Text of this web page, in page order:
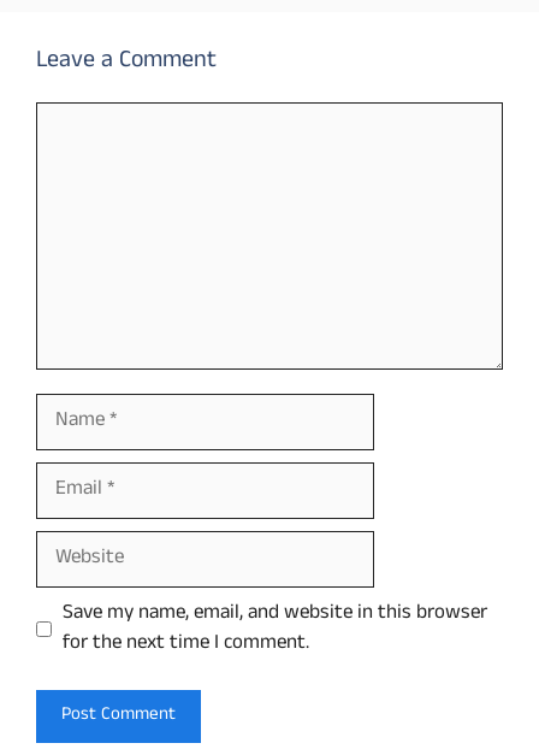
Leave a Comment
Comment
Name
Email
Website
Save my name, email, and website in this browser
for the next time I comment.